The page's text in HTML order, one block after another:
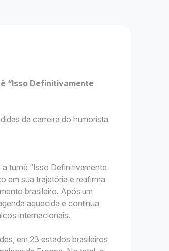
“Isso Definitivamente
da carreira do humorista
turnê “Isso Definitivamente
em sua trajetória e reafirma
brasileiro. Após um
aquecida e continua
internacionais.
em 23 estados brasileiros